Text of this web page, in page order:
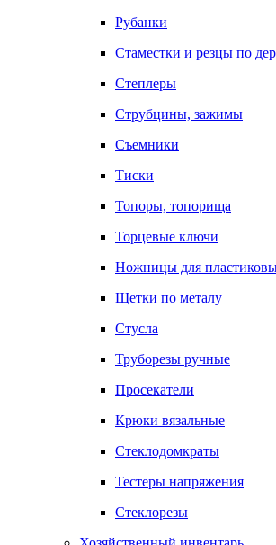
Рубанки
Стаместки и резцы по
Степлеры
Струбцины, зажимы
Съемники
Тиски
Топоры, топорища
Торцевые ключи
Ножницы для
Щетки по металу
Стусла
Труборезы ручные
Просекатели
Крюки вязальные
Стеклодомкраты
Тестеры напряжения
Стеклорезы